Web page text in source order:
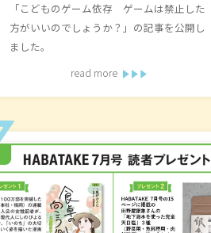
「こどものゲーム依存 ゲームは禁止した
方がいいのでしょうか？」の記事を公開し
ました。
read more